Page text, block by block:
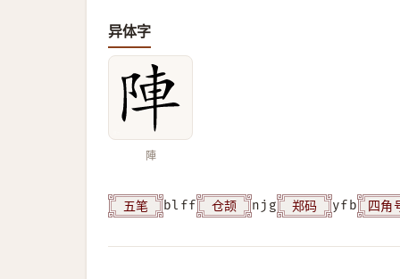
异体字
陣
五笔 blff 仓颉 njg 郑码 yfb 四角